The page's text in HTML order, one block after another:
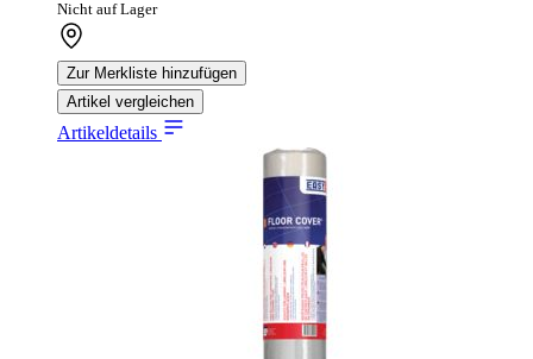
Nicht auf Lager
Zur Merkliste hinzufügen
Artikel vergleichen
Artikeldetails